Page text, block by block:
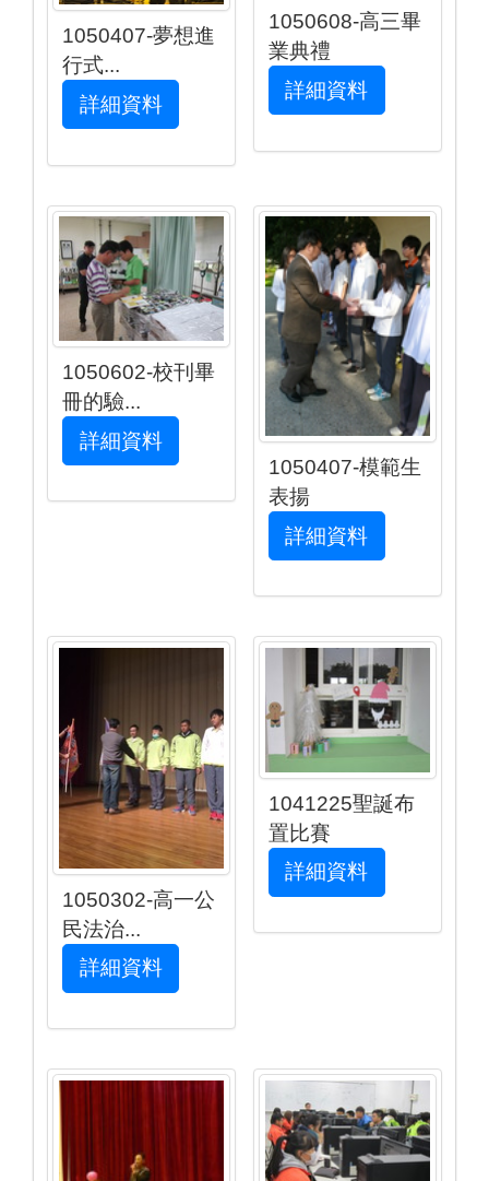
1050407-夢想進
行式...
詳細資料
1050608-高三畢
業典禮
詳細資料
1050602-校刊畢
冊的驗...
詳細資料
1050407-模範生
表揚
詳細資料
1050302-高一公
民法治...
詳細資料
1041225聖誕布
置比賽
詳細資料